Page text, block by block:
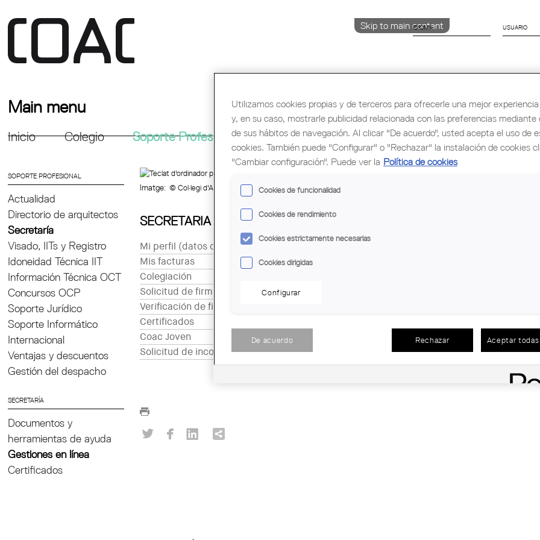
Skip to main content
IDIOMA
ESPAÑOL
Main menu
Inicio Colegio Soporte Profesional Formación y Ocupación Cultura
Congreso
SOPORTE PROFESIONAL
Actualidad
Directorio de arquitectos
Secretaría
Visado, IITs y Registro
Idoneidad Técnica IIT
Información Técnica OCT
Concursos OCP
Soporte Jurídico
Soporte Informático
Internacional
Ventajas y descuentos
Gestión del despacho
SECRETARÍA
Documentos y
herramientas de ayuda
Gestiones en línea
Certificados
Imatge: © Col·legi d'Arquitectes de Catalunya
SECRETARIA EN LÍNEA
Mi perfil (datos de contacto)
Mis facturas
Colegiación
Solicitud de firma electrónica
Verificación de firma electrónica
Certificados
Coac Joven
Solicitud de incorporación en la Mutualidad de HNA
Utilizamos cookies propias y de terceros para ofrecerle una mejor
y, en su caso, mostrarle publicidad relacionada con las preferencias mediante
de sus hábitos de navegación. Al clicar "De acuerdo", usted acepta el uso de
cookies. También puede "Configurar" o "Rechazar" la instalación de cookies
"Cambiar configuración". Puede ver la Política de cookies
Cookies de funcionalidad
Cookies de rendimiento
Cookies estrictamente necesarias
Cookies dirigidas
Configurar
De acuerdo Rechazar Aceptar